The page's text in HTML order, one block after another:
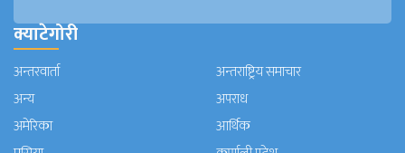
क्याटेगोरी
अन्तरवार्ता
अन्तराष्ट्रिय समाचार
अन्य
अपराध
अमेरिका
आर्थिक